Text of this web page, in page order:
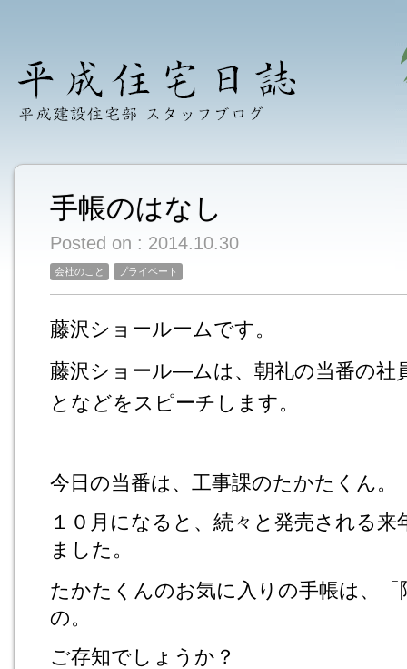
手帳のはなし
Posted on : 2014.10.30
会社のこと プライベート
藤沢ショールームです。
藤沢ショール―ムは、朝礼の当番の社
となどをスピーチします。
今日の当番は、工事課のたかたくん。
１０月になると、続々と発売される
ました。
たかたくんのお気に入りの手帳は、「
の。
ご存知でしょうか？